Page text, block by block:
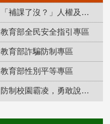
「補課了沒？」人權及轉型正義教育專區
教育部全民安全指引專區
教育部詐騙防制專區
教育部性別平等專區
防制校園霸凌，勇敢說出來！